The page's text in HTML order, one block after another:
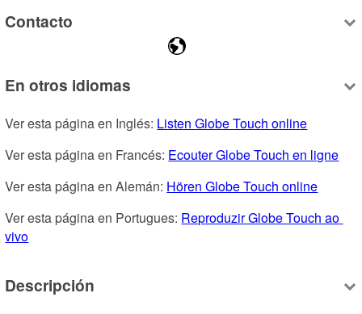
Contacto
En otros idiomas
Ver esta página en Inglés: Listen Globe Touch online
Ver esta página en Francés: Ecouter Globe Touch en ligne
Ver esta página en Alemán: Hören Globe Touch online
Ver esta página en Portugues: Reproduzir Globe Touch ao
vivo
Descripción